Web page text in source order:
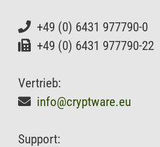
+49 (0) 6431 977790-0
+49 (0) 6431 977790-22
Vertrieb:
info@cryptware.eu
Support: